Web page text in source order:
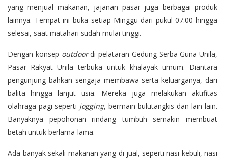
yang menjual makanan, jajanan pasar juga berbagai produk
lainnya. Tempat ini buka setiap Minggu dari pukul 07.00 hingga
selesai, saat matahari sudah mulai tinggi.
Dengan konsep outdoordi pelataran Gedung Serba Guna Unila,
Pasar Rakyat Unila terbuka untuk khalayak umum. Diantara
pengunjung bahkan sengaja membawa serta keluarganya, dari
balita hingga lanjut usia. Mereka juga melakukan aktifitas
olahraga pagi seperti jogging, bermain bulutangkis dan lain-lain.
Banyaknya pepohonan rindang tumbuh semakin membuat
betah untuk berlama-lama.
Ada banyak sekali makanan yang di jual, seperti nasi kebuli, nasi